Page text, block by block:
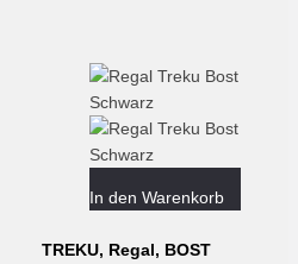
In den Warenkorb
TREKU, Regal, BOST